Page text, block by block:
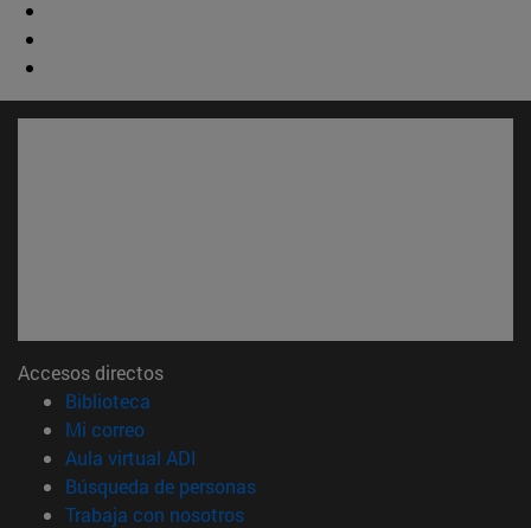
Accesos directos
Biblioteca
Mi correo(abre en nueva ventana)
Aula virtual ADI
Búsqueda de personas(abre en nueva ventana)
Trabaja con nosotros(abre en nueva ventana)